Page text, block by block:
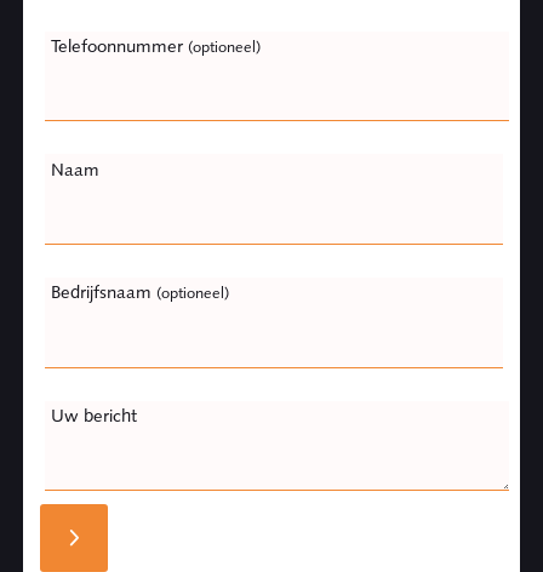
Telefoonnummer (optioneel)
Naam
Bedrijfsnaam (optioneel)
Uw bericht